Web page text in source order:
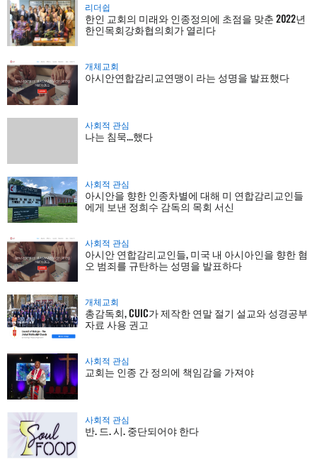
리더쉽
한인 교회의 미래와 인종정의에 초점을 맞춘 2022년
한인목회강화협의회가 열리다
개체교회
아시안연합감리교연맹이 라는 성명을 발표했다
사회적 관심
나는 침묵...했다
사회적 관심
아시안을 향한 인종차별에 대해 미 연합감리교인들
에게 보낸 정희수 감독의 목회 서신
사회적 관심
아시안 연합감리교인들, 미국 내 아시아인을 향한 혐
오 범죄를 규탄하는 성명을 발표하다
개체교회
총감독회, CUIC가 제작한 연말 절기 설교와 성경공부
자료 사용 권고
사회적 관심
교회는 인종 간 정의에 책임감을 가져야
사회적 관심
반. 드. 시. 중단되어야 한다